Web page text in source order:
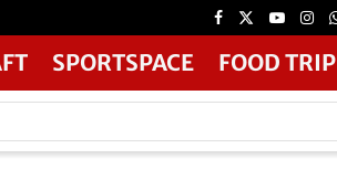
SPORTSPACE FOOD TRIP